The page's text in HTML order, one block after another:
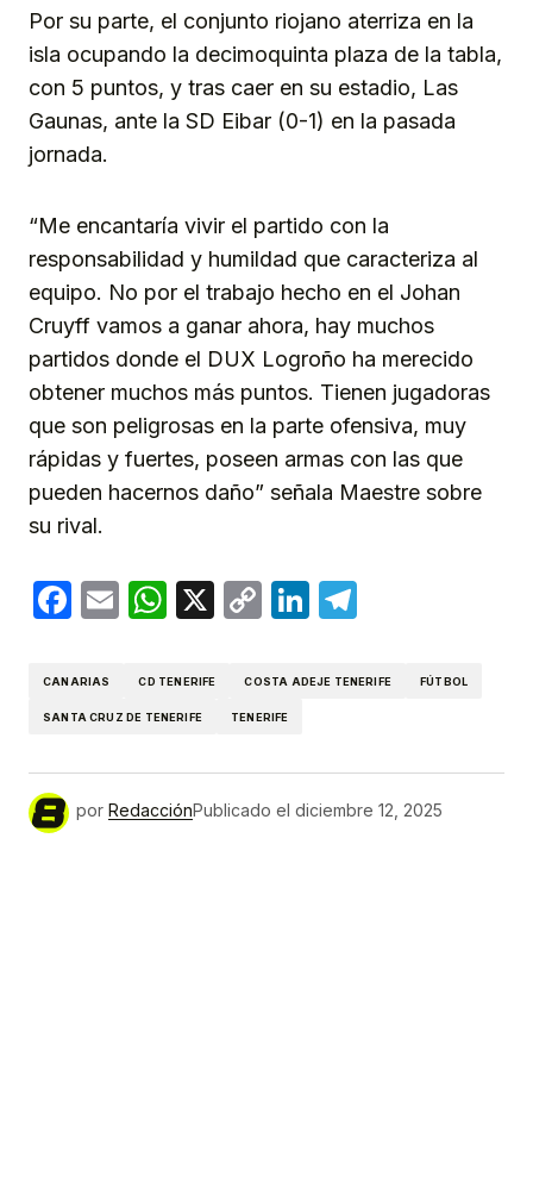
Por su parte, el conjunto riojano aterriza en la
isla ocupando la decimoquinta plaza de la tabla,
con 5 puntos, y tras caer en su estadio, Las
Gaunas, ante la SD Eibar (0-1) en la pasada
jornada.
“Me encantaría vivir el partido con la
responsabilidad y humildad que caracteriza al
equipo. No por el trabajo hecho en el Johan
Cruyff vamos a ganar ahora, hay muchos
partidos donde el DUX Logroño ha merecido
obtener muchos más puntos. Tienen jugadoras
que son peligrosas en la parte ofensiva, muy
rápidas y fuertes, poseen armas con las que
pueden hacernos daño” señala Maestre sobre
su rival.
Facebook
EmailWhatsApp
X
CopyLinkedIn
CANARIAS CD TENERIFE COSTA ADEJE TENERIFE FÚTBOL
SANTA CRUZ DE TENERIFE TENERIFE
por RedacciónPublicado el diciembre 12, 2025